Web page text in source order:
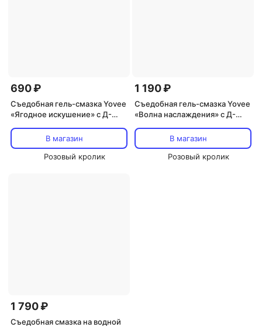
690 ₽
Съедобная гель-смазка Yovee
«Ягодное искушение» с Д-
малины и мяты, 50 мл
В магазин
Розовый кролик
1 190 ₽
Съедобная гель-смазка Yovee
«Волна наслаждения» с Д-
малины, 50 мл
В магазин
Розовый кролик
1 790 ₽
Съедобная смазка на водной